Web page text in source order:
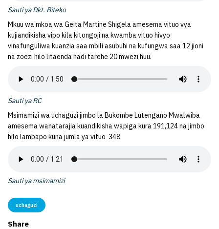
Sauti ya Dkt. Biteko
Mkuu wa mkoa wa Geita Martine Shigela amesema vituo vya
kujiandikisha vipo kila kitongoji na kwamba vituo hivyo
vinafunguliwa kuanzia saa mbili asubuhi na kufungwa saa 12 jioni
na zoezi hilo litaenda hadi tarehe 20 mwezi huu.
Sauti ya RC
Msimamizi wa uchaguzi jimbo la Bukombe Lutengano Mwalwiba
amesema wanatarajia kuandikisha wapiga kura 191,124 na jimbo
hilo lambapo kuna jumla ya vituo 348.
Sauti ya msimamizi
uchaguzi
Share